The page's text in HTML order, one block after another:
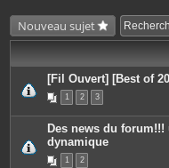
Nouveau sujet
[Fil Ouvert] [Best of
1 2 3
Des news du
dynamique
1 2